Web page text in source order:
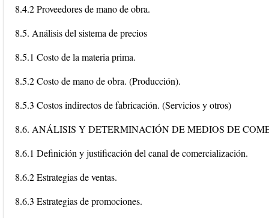
8.4.2 Proveedores de mano de obra.
8.5. Análisis del sistema de precios
8.5.1 Costo de la materia prima.
8.5.2 Costo de mano de obra. (Producción).
8.5.3 Costos indirectos de fabricación. (Servicios y otros)
8.6. ANÁLISIS Y DETERMINACIÓN DE MEDIOS DE
8.6.1 Definición y justificación del canal de comercialización.
8.6.2 Estrategias de ventas.
8.6.3 Estrategias de promociones.